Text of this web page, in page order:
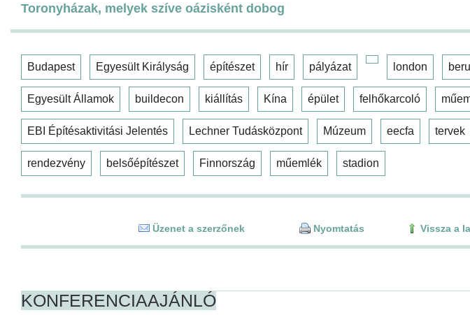
Toronyházak, melyek szíve oázisként dobog
Budapest Egyesült Királyság építészet hír pályázat london
Egyesült Államok buildecon kiállítás Kína épület felhőkarcoló
EBI Építésaktivitási Jelentés Lechner Tudásközpont Múzeum eecfa tervek
rendezvény belsőépítészet Finnország műemlék stadion
Üzenet a szerzőnek Nyomtatás Vissza a
KONFERENCIAAJÁNLÓ